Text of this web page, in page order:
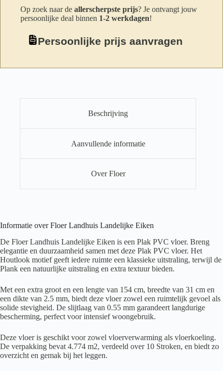
Op zoek naar de allerscherpste prijs? Je ontvangt jouw
persoonlijke deal binnen 1-2 werkdagen!
Persoonlijke prijs aanvragen
Beschrijving
Aanvullende informatie
Over Floer
Informatie over Floer Landhuis Landelijke Eiken
De Floer Landhuis Landelijke Eiken is een Plak PVC vloer. Breng
elegantie en duurzaamheid samen met deze Plak PVC vloer. Het
Houtlook motief geeft iedere ruimte een klassieke uitstraling, terwijl de
Plank een natuurlijke uitstraling en extra textuur bieden.
Met een extra groot en een lengte van 154 cm, breedte van 31 cm en
een dikte van 2.5 mm, biedt deze vloer zowel een ruimtelijk gevoel als
solide stevigheid. De slijtlaag van 0.55 mm garandeert langdurige
bescherming, perfect voor intensief woongebruik.
Deze vloer is geschikt voor zowel vloerverwarming als vloerkoeling.
De verpakking bevat 4.774 m2, verdeeld over 10 Stroken, en biedt zo
overzicht en gemak bij het leggen.